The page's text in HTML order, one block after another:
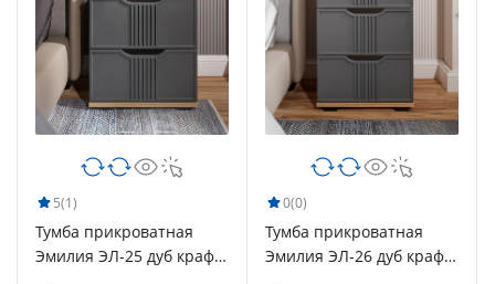
5(1)
Тумба прикроватная
Эмилия ЭЛ-25 дуб крафт
0(0)
Тумба прикроватная
Эмилия ЭЛ-26 дуб крафт